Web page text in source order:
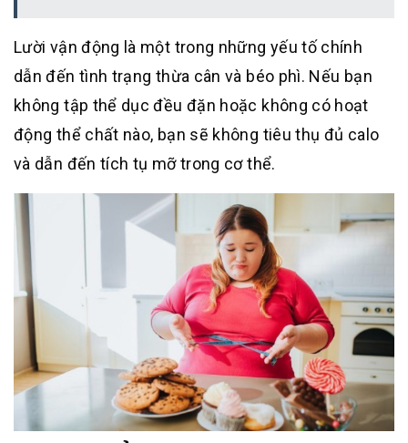
Lười vận động là một trong những yếu tố chính
dẫn đến tình trạng thừa cân và béo phì. Nếu bạn
không tập thể dục đều đặn hoặc không có hoạt
động thể chất nào, bạn sẽ không tiêu thụ đủ calo
và dẫn đến tích tụ mỡ trong cơ thể.